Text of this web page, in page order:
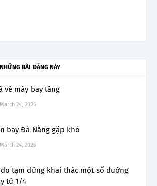
BÀI ĐĂNG NÀY
vé máy bay tăng
March 24, 2026
bay Đà Nẵng gặp khó
March 24, 2026
do tạm dừng khai thác một số đường
từ 1/4